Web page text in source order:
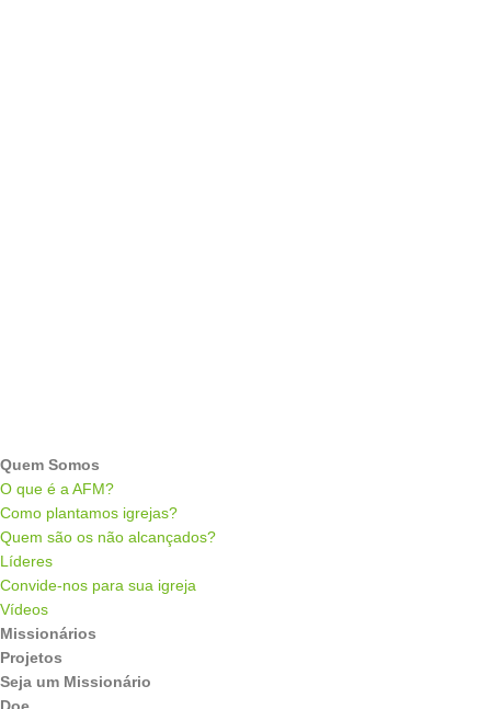
Quem Somos
O que é a AFM?
Como plantamos igrejas?
Quem são os não alcançados?
Líderes
Convide-nos para sua igreja
Vídeos
Missionários
Projetos
Seja um Missionário